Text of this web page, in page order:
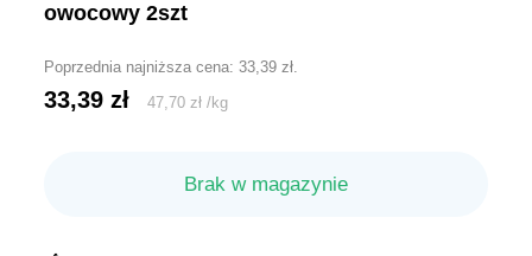
owocowy 2szt
Poprzednia najniższa cena:33,39zł.
33,39zł 47,70zł /kg
Brak w magazynie